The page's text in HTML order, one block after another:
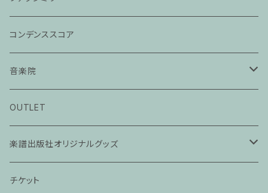
コンデンススコア
音楽院
ピアノ科３０分レッスン
ピアノ科４５分レッスン
家族割プラン
OUTLET
楽譜出版社オリジナルグッズ
アパレル
チケット